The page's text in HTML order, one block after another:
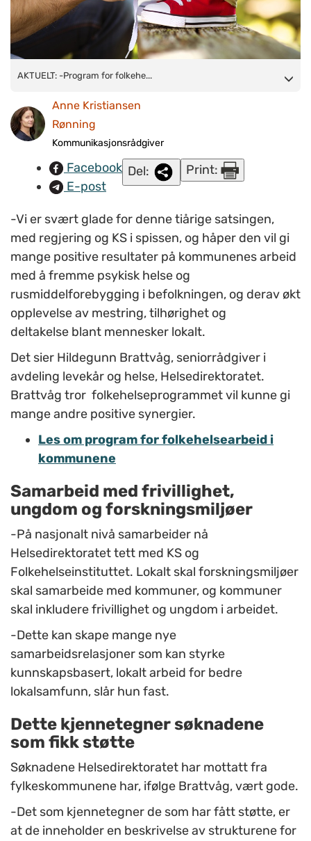
AKTUELT: -Program for folkehelsearbeid i kommunene har
er målgruppen, sier Hildegunn Brattvåg, seniorrådgiver i
Helsedirektoratet. (Ill.foto: www.colourbox.com)
AKTUELT: -Program for folkehe...
Anne Kristiansen
Rønning
Kommunikasjonsrådgiver
Facebook
E-post
Del: Print:
-Vi er svært glade for denne tiårige satsingen,
med regjering og KS i spissen, og håper den vil gi
mange positive resultater på kommunenes arbeid
med å fremme psykisk helse og
rusmiddelforebygging i befolkningen, og derav økt
opplevelse av mestring, tilhørighet og
deltakelse blant mennesker lokalt.
Det sier Hildegunn Brattvåg, seniorrådgiver i
avdeling levekår og helse, Helsedirektoratet.
Brattvåg tror folkehelseprogrammet vil kunne gi
mange andre positive synergier.
Les om program for folkehelsearbeid i
kommunene
Samarbeid med frivillighet,
ungdom og forskningsmiljøer
-På nasjonalt nivå samarbeider nå
Helsedirektoratet tett med KS og
Folkehelseinstituttet. Lokalt skal forskningsmiljøer
skal samarbeide med kommuner, og kommuner
skal inkludere frivillighet og ungdom i arbeidet.
-Dette kan skape mange nye
samarbeidsrelasjoner som kan styrke
kunnskapsbasert, lokalt arbeid for bedre
lokalsamfunn, slår hun fast.
Dette kjennetegner søknadene
som fikk støtte
Søknadene Helsedirektoratet har mottatt fra
fylkeskommunene har, ifølge Brattvåg, vært gode.
-Det som kjennetegner de som har fått støtte, er
at de inneholder en beskrivelse av strukturene for